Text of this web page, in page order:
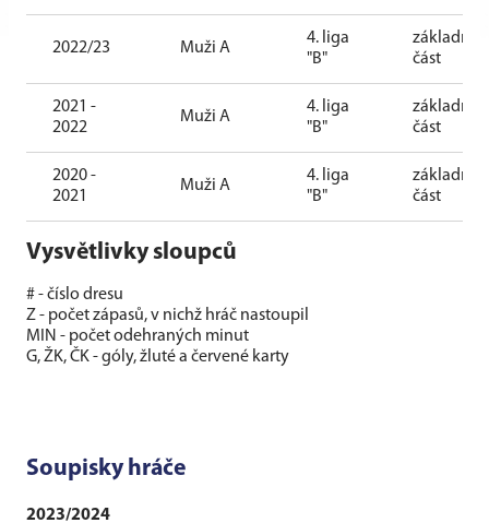
2022/23 Muži A
4. liga
"B"
základní
část
2021 -
2022
Muži A
4. liga
"B"
základní
část
2020 -
2021
Muži A
4. liga
"B"
základní
část
Vysvětlivky sloupců
# - číslo dresu
Z - počet zápasů, v nichž hráč nastoupil
MIN - počet odehraných minut
G, ŽK, ČK - góly, žluté a červené karty
Soupisky hráče
2023/2024